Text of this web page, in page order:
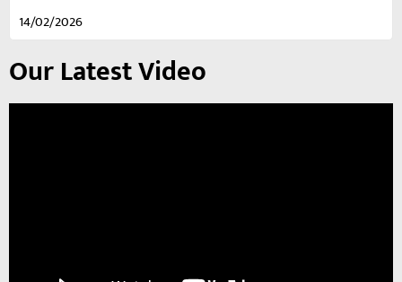
14/02/2026
Our Latest Video